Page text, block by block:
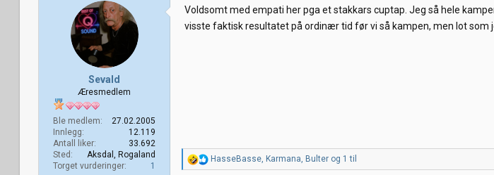
o
n
Sevald
Æresmedlem
Ble medlem
27.02.2005
Innlegg
12.119
Antall liker
33.692
Sted
Aksdal, Rogaland
Torget vurderinger
1
Voldsomt med empati her pga et stakkars cuptap. Jeg så hele
visste faktisk resultatet på ordinær tid før vi så kampen, men lot som
R
e
HasseBasse, Karmana, Bulter og 1 til